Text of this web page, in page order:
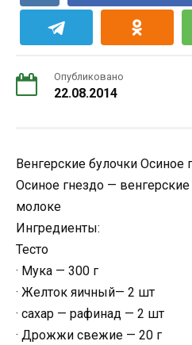
Опубликовано
22.08.2014
Венгерские булочки Осиное
Осиное гнездо —
молоке
Ингредиенты:
Тесто
· Мука — 300 г
· Желток яичный— 2 шт
· сахар — рафинад — 2 шт
· Дрожжи свежие — 20 г